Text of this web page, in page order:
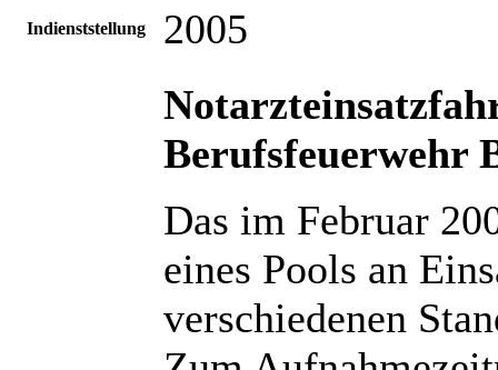
Indienststellung
2005
Berufsfeuerwehr
Das im Februar
eines Pools an
verschiedenen